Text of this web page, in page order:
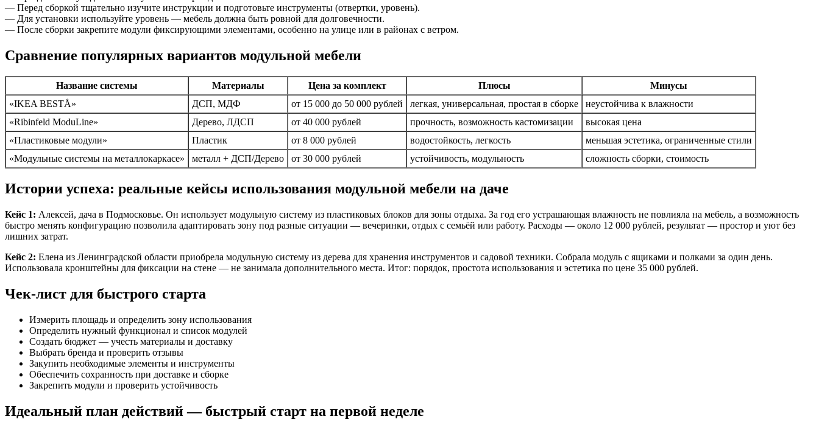
— Перед сборкой тщательно изучите инструкции и подготовьте инструменты (отвертки, уровень).
— Для установки используйте уровень — мебель должна быть ровной для долговечности.
— После сборки закрепите модули фиксирующими элементами, особенно на улице или в районах с ветром.
Сравнение популярных вариантов модульной мебели
Название системы Материалы Цена за комплект Плюсы
Минусы
«IKEA BESTÅ»
ДСП, МДФ от 15 000 до 50 000 рублей легкая, универсальная, простая в сборке
неустойчива к влажности
«Ribinfeld ModuLine»
Дерево, ЛДСП от 40 000 рублей прочность, возможность кастомизации
высокая цена
«Пластиковые модули»
Пластик от 8 000 рублей водостойкость, легкость
меньшая эстетика, ограниченные стили
«Модульные системы на металлокаркасе»
металл + ДСП/Дерево от 30 000 рублей устойчивость, модульность сложность сборки, стоимость
Истории успеха: реальные кейсы использования модульной мебели на даче
Кейс 1: Алексей, дача в Подмосковье. Он использует модульную систему из пластиковых блоков для зоны отдыха. За год его устрашающая влажность не повлияла на мебель, а возможность
быстро менять конфигурацию позволила адаптировать зону под разные ситуации — вечеринки, отдых с семьёй или работу. Расходы — около 12 000 рублей, результат — простор и уют без
лишних затрат.
Кейс 2: Елена из Ленинградской области приобрела модульную систему из дерева для хранения инструментов и садовой техники. Собрала модуль с ящиками и полками за один день.
Использовала кронштейны для фиксации на стене — не занимала дополнительного места. Итог: порядок, простота использования и эстетика по цене 35 000 рублей.
Чек-лист для быстрого старта
Измерить площадь и определить зону использования
Определить нужный функционал и список модулей
Создать бюджет — учесть материалы и доставку
Выбрать бренда и проверить отзывы
Закупить необходимые элементы и инструменты
Обеспечить сохранность при доставке и сборке
Закрепить модули и проверить устойчивость
Идеальный план действий — быстрый старт на первой неделе